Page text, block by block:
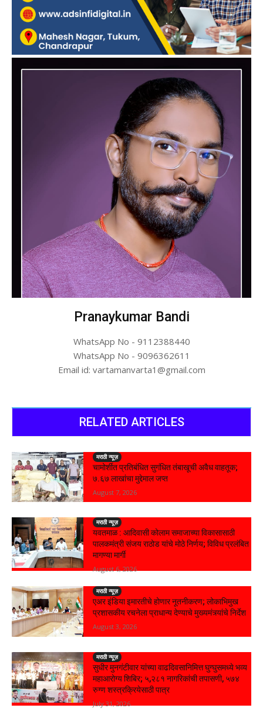
Pranaykumar Bandi
WhatsApp No - 9112388440
WhatsApp No - 9096362611
Email id: vartamanvarta1@gmail.com
RELATED ARTICLES
मराठी न्यूज़
चामोर्शीत प्रतिबंधित सुगंधित तंबाखूची अवैध वाहतूक;
₹७.६७ लाखांचा मुद्देमाल जप्त
August 7, 2026
मराठी न्यूज़
यवतमाळ : आदिवासी कोलाम समाजाच्या विकासासाठी
पालकमंत्री संजय राठोड यांचे मोठे निर्णय; विविध प्रलंबित
मागण्या मार्गी
August 6, 2026
मराठी न्यूज़
एअर इंडिया इमारतीचे होणार नूतनीकरण; लोकाभिमुख
प्रशासकीय रचनेला प्राधान्य देण्याचे मुख्यमंत्र्यांचे निर्देश
August 3, 2026
मराठी न्यूज़
सुधीर मुनगंटीवार यांच्या वाढदिवसानिमित्त घुग्घुसमध्ये भव्य
महाआरोग्य शिबिर; ५,२८१ नागरिकांची तपासणी, ५७४
रुग्ण शस्त्रक्रियेसाठी पात्र
July 31, 2026